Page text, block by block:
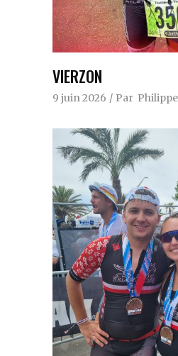
VIERZON
9 juin 2026 Par